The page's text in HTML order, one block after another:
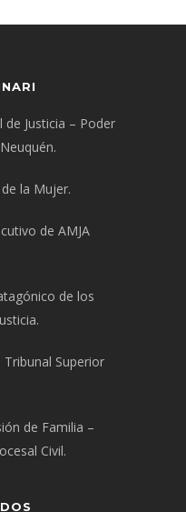
de Justicia – Poder
la Mujer.
de AMJA
de los
Tribunal Superior
de Familia –
Civil.